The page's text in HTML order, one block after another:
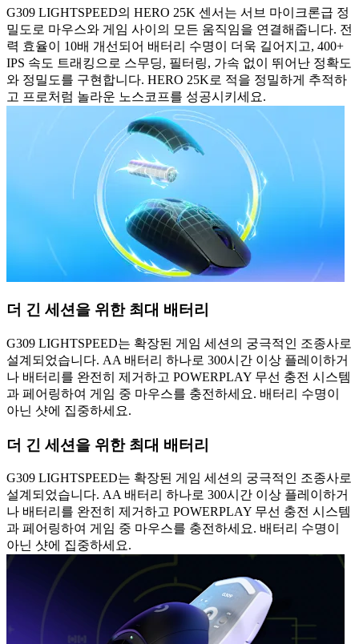
G309 LIGHTSPEED의 HERO 25K 센서는 서브 마이크론급 정
밀도로 마우스와 게임 사이의 모든 움직임을 연결해줍니다. 전
력 효율이 10배 개선되어 배터리 수명이 더욱 길어지고, 400+
IPS 속도 트래킹으로 스무딩, 필터링, 가속 없이 뛰어난 정확도
와 정밀도를 구현합니다. HERO 25K로 적을 정밀하게 추적하
고 프로처럼 놀라운 노스코프를 성공시키세요.
더 긴 세션을 위한 최대 배터리
G309 LIGHTSPEED는 확장된 게임 세션의 궁극적인 조종사로
설계되었습니다. AA 배터리 하나로 300시간 이상 플레이하거
나 배터리를 완전히 제거하고 POWERPLAY 무선 충전 시스템
과 페어링하여 게임 중 마우스를 충전하세요. 배터리 수명이
아닌 샷에 집중하세요.
더 긴 세션을 위한 최대 배터리
G309 LIGHTSPEED는 확장된 게임 세션의 궁극적인 조종사로
설계되었습니다. AA 배터리 하나로 300시간 이상 플레이하거
나 배터리를 완전히 제거하고 POWERPLAY 무선 충전 시스템
과 페어링하여 게임 중 마우스를 충전하세요. 배터리 수명이
아닌 샷에 집중하세요.